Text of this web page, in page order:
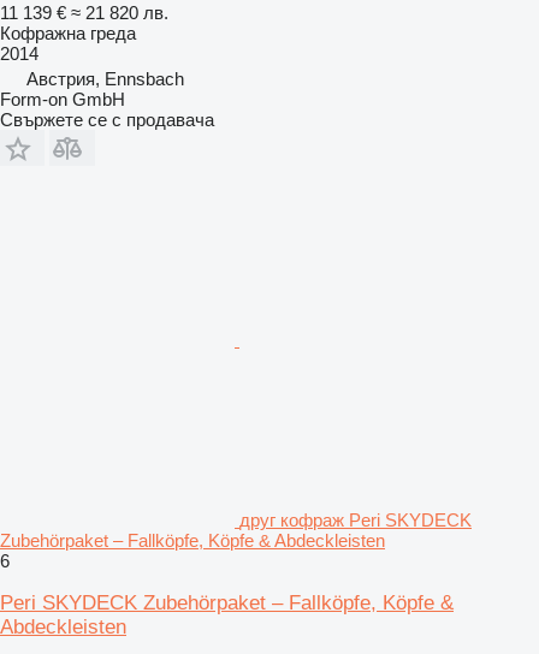
11 139 € ≈ 21 820 лв.
Кофражна греда
2014
Австрия, Ennsbach
Form-on GmbH
Свържете се с продавача
друг кофраж Peri SKYDECK
Zubehörpaket – Fallköpfe, Köpfe & Abdeckleisten
6
Peri SKYDECK Zubehörpaket – Fallköpfe, Köpfe &
Abdeckleisten